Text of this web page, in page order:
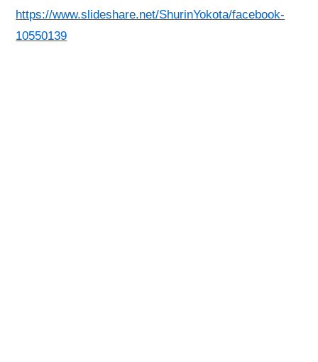
https://www.slideshare.net/ShurinYokota/facebook-
10550139